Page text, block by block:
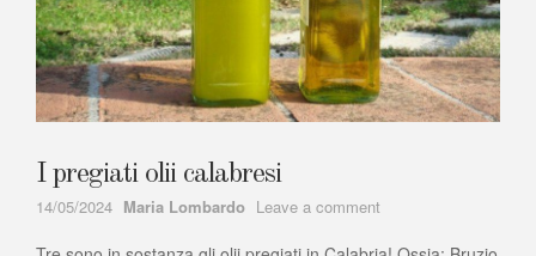
I pregiati olii calabresi
14/05/2024 Author
Maria Lombardo Leave a comment